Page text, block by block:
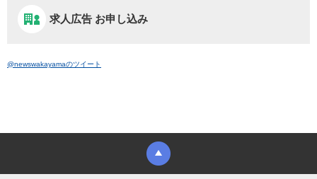
求人広告 お申し込み
@newswakayamaのツイート